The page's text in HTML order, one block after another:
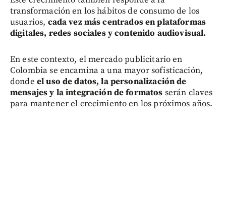
transformación en los hábitos de consumo de los
usuarios, cada vez más centrados en plataformas
digitales, redes sociales y contenido audiovisual.
En este contexto, el mercado publicitario en
Colombia se encamina a una mayor sofisticación,
donde el uso de datos, la personalización de
mensajes y la integración de formatos serán claves
para mantener el crecimiento en los próximos años.